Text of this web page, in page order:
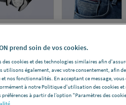
prend soin de vos cookies.
des cookies et des technologies similaires afin
utilisons également, avec votre consentement, afin
nos fonctionnalités. En acceptant ce message,
à notre Politique d'utilisation des cookies
à partir de l’option "Paramètres des